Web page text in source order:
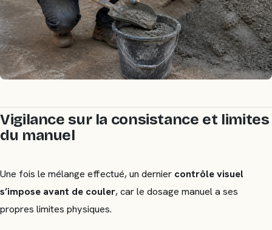
Vigilance sur la consistance et limites
du manuel
Une fois le mélange effectué, un dernier contrôle visuel
s’impose avant de couler, car le dosage manuel a ses
propres limites physiques.